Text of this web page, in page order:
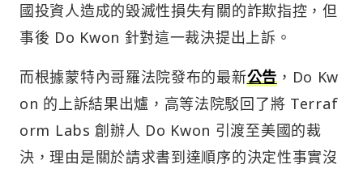
國投資人造成的毀滅性損失有關的詐欺指控，但
事後 Do Kwon 針對這一裁決提出上訴。
而根據蒙特內哥羅法院發布的最新公告，Do Kw
on 的上訴結果出爐，高等法院駁回了將 Terraf
orm Labs 創辦人 Do Kwon 引渡至美國的裁
決，理由是關於請求書到達順序的決定性事實沒